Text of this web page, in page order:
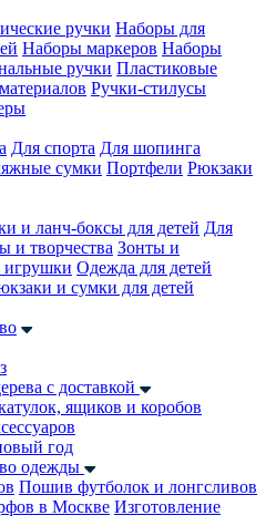
ручки Наборы для
Наборы маркеров Наборы
ручки Пластиковые
Ручки-стилусы
Для спорта Для шопинга
сумки Портфели Рюкзаки
и ланч-боксы для детей Для
и творчества Зонты и
Одежда для детей
и сумки для детей
с доставкой
ящиков и коробов
год
одежды
Пошив футболок и лонгсливов
в Москве Изготовление